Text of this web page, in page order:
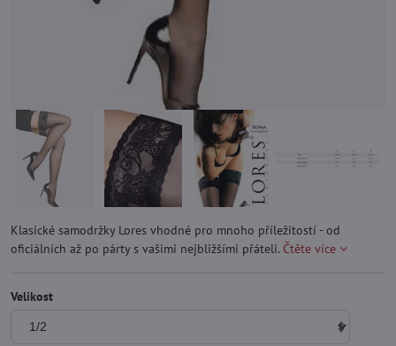
Klasické samodržky Lores vhodné pro mnoho příležitostí - od
oficiálních až po párty s vašimi nejbližšími přáteli. Čtěte více
Velikost